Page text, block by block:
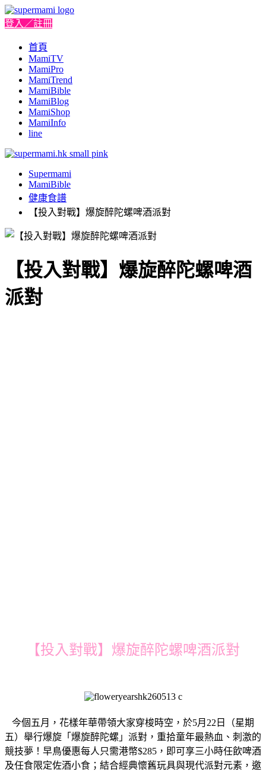
登入／註冊
首頁
MamiTV
MamiPro
MamiTrend
MamiBible
MamiBlog
MamiShop
MamiInfo
line
Supermami
MamiBible
健康食譜
【投入對戰】爆旋醉陀螺啤酒派對
【投入對戰】爆旋醉陀螺啤酒
派對
【投入對戰】爆旋醉陀螺啤酒派對
今個五月，花樣年華帶領大家穿梭時空，於5月22日（星期
五）舉行爆旋「爆旋醉陀螺」派對，重拾童年最熱血、刺激的
競技夢！早鳥優惠每人只需港幣$285，即可享三小時任飲啤酒
及任食限定佐酒小食；結合經典懷舊玩具與現代派對元素，邀